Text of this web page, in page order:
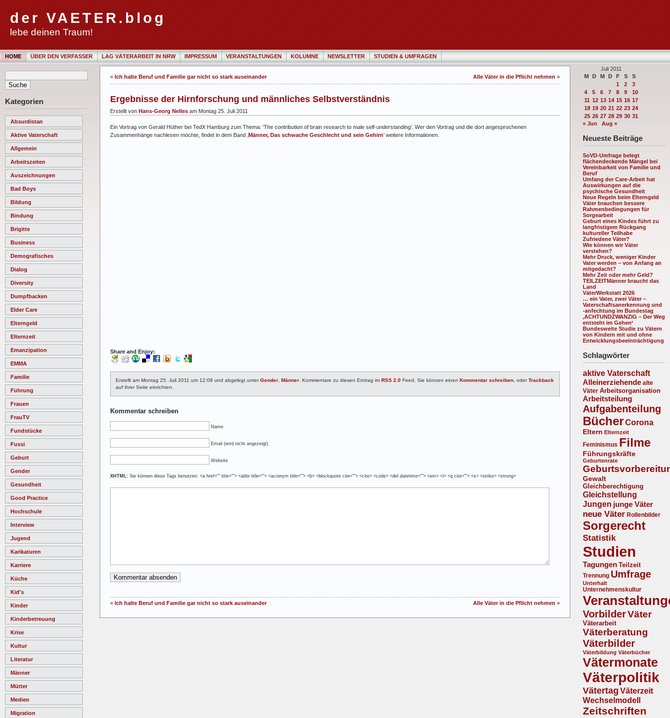
der VAETER.blog
lebe deinen Traum!
HOME ÜBER DEN VERFASSER LAG VÄTERARBEIT IN NRW IMPRESSUM VERANSTALTUNGEN KOLUMNE NEWSLETTER STUDIEN & UMFRAGEN
Kategorien
Absurdistan
Aktive Vaterschaft
Allgemein
Arbeitszeiten
Auszeichnungen
Bad Boys
Bildung
Bindung
Brigitte
Business
Demografisches
Dialog
Diversity
Dumpfbacken
Elder Care
Elterngeld
Elternzeit
Emanzipation
EMMA
Familie
Führung
Frauen
FrauTV
Fundstücke
Fussi
Geburt
Gender
Gesundheit
Good Practice
Hochschule
Interview
Jugend
Karikaturen
Karriere
Küche
Kid's
Kinder
Kinderbetreuung
Krise
Kultur
Literatur
Männer
Mütter
Medien
Migration
Juli 2011
M D M D F S
S
1
2
3
4
5 6 7 8 9
10
11 12 13 14 15 16 17
18 19 20 21 22 23 24
25 26 27 28 29 30 31
« Jun
Aug »
Neueste Beiträge
SoVD-Umfrage belegt
flächendeckende Mängel bei
Vereinbarkeit von Familie und
Beruf
Umfang der Care-Arbeit hat
Auswirkungen auf die
psychische Gesundheit
Neue Regeln beim Elterngeld
Väter brauchen bessere
Rahmenbedingungen für
Sorgearbeit
Geburt eines Kindes führt zu
langfristigem Rückgang
kultureller Teilhabe
Zufriedene Väter?
Wie können wir Väter
verstehen?
Mehr Druck, weniger Kinder
Vater werden – von Anfang an
mitgedacht?
Mehr Zeit oder mehr Geld?
TEILZEITMänner braucht das
Land
VäterWerkstatt 2026
… ein Vater, zwei Väter –
Vaterschaftsanerkennung und
-anfechtung im Bundestag
‚ACHTUNDZWANZIG – Der Weg
entsteht im Gehen‘
Bundesweite Studie zu Vätern
von Kindern mit und ohne
Entwicklungsbeeinträchtigung
Schlagwörter
aktive Vaterschaft
Alleinerziehende alte
Väter Arbeitsorganisation
Arbeitsteilung
Aufgabenteilung
BücherCorona
Eltern Elternzeit
Feminismus Filme
Führungskräfte
Geburtenrate
Gewalt
Gleichberechtigung
Gleichstellung
Jungen junge Väter
neue Väter Rollenbilder
Sorgerecht
Statistik
Studien
Tagungen Teilzeit
Trennung Umfrage
Unterhalt
Unternehmenskultur
VorbilderVäter
Väterarbeit
Väterberatung
Väterbilder
Väterbildung Väterbücher
Vätermonate
Väterpolitik
Vätertag Väterzeit
Wechselmodell
Zeitschriften
« Ich halte Beruf und Familie gar nicht so stark auseinander Alle Väter in die Pflicht nehmen »
Ergebnisse der Hirnforschung und männliches Selbstverständnis
Erstellt von Hans-Georg Nelles am Montag 25. Juli 2011
Ein Vortrag von Gerald Hüther bei TedX Hamburg zum Thema: ‘The contribution of brain research to male self-understanding’. Wer den Vortrag und die dort angesprochenen
Zusammenhänge nachlesen möchte, findet in dem Band ‚ Männer, Das schwache Geschlecht und sein Gehirn’ weitere Informationen.
Share and Enjoy:
Erstellt am Montag 25. Juli 2011 um 12:08 und abgelegt unterGender Männer . Kommentare zu diesen Eintrag im RSS 2.0 Feed. Sie können einen Kommentar schreiben , oderTrackback
auf ihrer Seite einrichten.
Kommentar schreiben
Name
Email (wird nicht angezeigt)
Website
XHTML: Sie können diese Tags benutzen: <a href="" title=""> <abbr title=""> <acronym title=""> <b> <blockquote cite=""> <cite> <code> <del datetime=""> <em> <i> <q cite=""> <s> <strike> <strong>
« Ich halte Beruf und Familie gar nicht so stark auseinander Alle Väter in die Pflicht nehmen »